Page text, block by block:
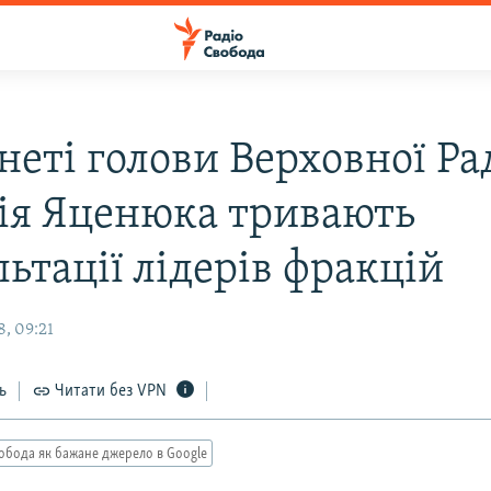
голови Верховної
Яценюка тривають
лiдерiв фракцiй
09:21
Читати без VPN
як бажане джерело в Google